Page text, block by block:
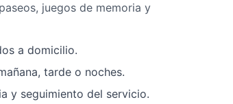
juegos de memoria y
a domicilio.
tarde o noches.
y seguimiento del servicio.